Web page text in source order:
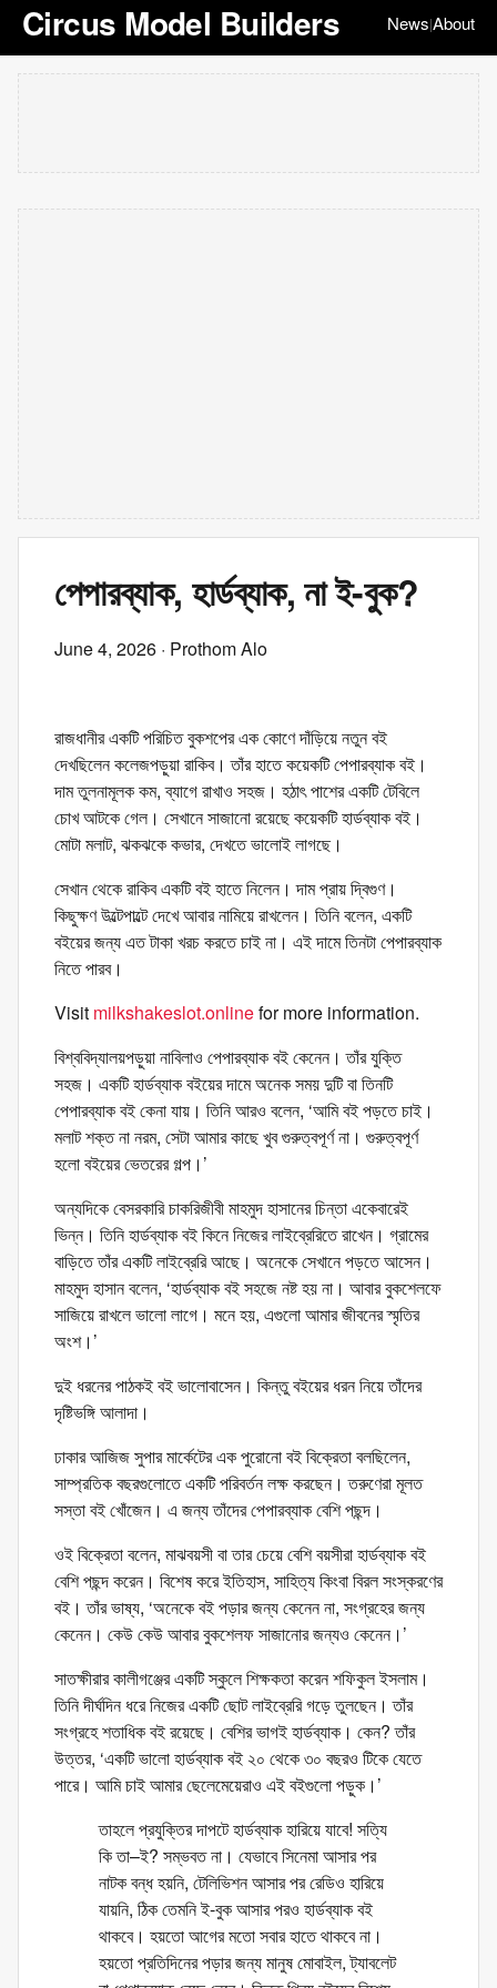
Circus Model Builders News|About
পেপারব্যাক, হার্ডব্যাক, না ই-বুক?
June 4, 2026 · Prothom Alo
রাজধানীর একটি পরিচিত বুকশপের এক কোণে দাঁড়িয়ে নতুন বই
দেখছিলেন কলেজপড়ুয়া রাকিব। তাঁর হাতে কয়েকটি পেপারব্যাক বই।
দাম তুলনামূলক কম, ব্যাগে রাখাও সহজ। হঠাৎ পাশের একটি টেবিলে
চোখ আটকে গেল। সেখানে সাজানো রয়েছে কয়েকটি হার্ডব্যাক বই।
মোটা মলাট, ঝকঝকে কভার, দেখতে ভালোই লাগছে।
সেখান থেকে রাকিব একটি বই হাতে নিলেন। দাম প্রায় দ্বিগুণ।
কিছুক্ষণ উল্টেপাল্টে দেখে আবার নামিয়ে রাখলেন। তিনি বলেন, একটি
বইয়ের জন্য এত টাকা খরচ করতে চাই না। এই দামে তিনটা পেপারব্যাক
নিতে পারব।
Visit milkshakeslot.onlinefor more information.
বিশ্ববিদ্যালয়পড়ুয়া নাবিলাও পেপারব্যাক বই কেনেন। তাঁর যুক্তি
সহজ। একটি হার্ডব্যাক বইয়ের দামে অনেক সময় দুটি বা তিনটি
পেপারব্যাক বই কেনা যায়। তিনি আরও বলেন, ‘আমি বই পড়তে চাই।
মলাট শক্ত না নরম, সেটা আমার কাছে খুব গুরুত্বপূর্ণ না। গুরুত্বপূর্ণ
হলো বইয়ের ভেতরের গল্প।’
অন্যদিকে বেসরকারি চাকরিজীবী মাহমুদ হাসানের চিন্তা একেবারেই
ভিন্ন। তিনি হার্ডব্যাক বই কিনে নিজের লাইব্রেরিতে রাখেন। গ্রামের
বাড়িতে তাঁর একটি লাইব্রেরি আছে। অনেকে সেখানে পড়তে আসেন।
মাহমুদ হাসান বলেন, ‘হার্ডব্যাক বই সহজে নষ্ট হয় না। আবার বুকশেলফে
সাজিয়ে রাখলে ভালো লাগে। মনে হয়, এগুলো আমার জীবনের স্মৃতির
অংশ।’
দুই ধরনের পাঠকই বই ভালোবাসেন। কিন্তু বইয়ের ধরন নিয়ে তাঁদের
দৃষ্টিভঙ্গি আলাদা।
ঢাকার আজিজ সুপার মার্কেটের এক পুরোনো বই বিক্রেতা বলছিলেন,
সাম্প্রতিক বছরগুলোতে একটি পরিবর্তন লক্ষ করছেন। তরুণেরা মূলত
সস্তা বই খোঁজেন। এ জন্য তাঁদের পেপারব্যাক বেশি পছন্দ।
ওই বিক্রেতা বলেন, মাঝবয়সী বা তার চেয়ে বেশি বয়সীরা হার্ডব্যাক বই
বেশি পছন্দ করেন। বিশেষ করে ইতিহাস, সাহিত্য কিংবা বিরল সংস্করণের
বই। তাঁর ভাষ্য, ‘অনেকে বই পড়ার জন্য কেনেন না, সংগ্রহের জন্য
কেনেন। কেউ কেউ আবার বুকশেলফ সাজানোর জন্যও কেনেন।’
সাতক্ষীরার কালীগঞ্জের একটি স্কুলে শিক্ষকতা করেন শফিকুল ইসলাম।
তিনি দীর্ঘদিন ধরে নিজের একটি ছোট লাইব্রেরি গড়ে তুলছেন। তাঁর
সংগ্রহে শতাধিক বই রয়েছে। বেশির ভাগই হার্ডব্যাক। কেন? তাঁর
উত্তর, ‘একটি ভালো হার্ডব্যাক বই ২০ থেকে ৩০ বছরও টিকে যেতে
পারে। আমি চাই আমার ছেলেমেয়েরাও এই বইগুলো পড়ুক।’
তাহলে প্রযুক্তির দাপটে হার্ডব্যাক হারিয়ে যাবে! সত্যি
কি তা–ই? সম্ভবত না। যেভাবে সিনেমা আসার পর
নাটক বন্ধ হয়নি, টেলিভিশন আসার পর রেডিও হারিয়ে
যায়নি, ঠিক তেমনি ই-বুক আসার পরও হার্ডব্যাক বই
থাকবে। হয়তো আগের মতো সবার হাতে থাকবে না।
হয়তো প্রতিদিনের পড়ার জন্য মানুষ মোবাইল, ট্যাবলেট